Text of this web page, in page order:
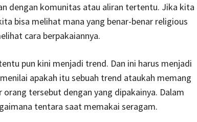
dengan komunitas atau aliran tertentu. Jika kita
bisa melihat mana yang benar-benar religious
cara berpakaiannya.
pun kini menjadi trend. Dan ini harus menjadi
apakah itu sebuah trend ataukah memang
tersebut dengan yang dipakainya. Dalam
tentara saat memakai seragam.